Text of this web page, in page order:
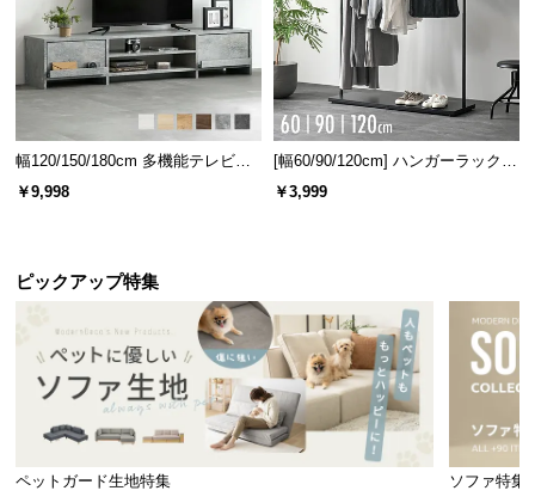
幅120/150/180cm 多機能テレビボ
ード 木目/石目調 オープン収納・
引き出し収納付き
￥9,998
[幅60/90/120cm] ハンガーラック
スチール 4段階高さ調節 サイドフ
ック オープンラック シンプル
￥3,999
ピックアップ特集
ペットガード生地特集 ソファ特集